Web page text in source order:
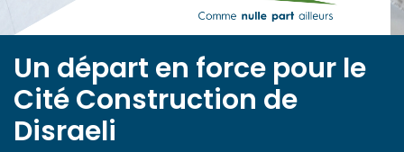
Un départ en force pour le
Cité Construction de
Disraeli